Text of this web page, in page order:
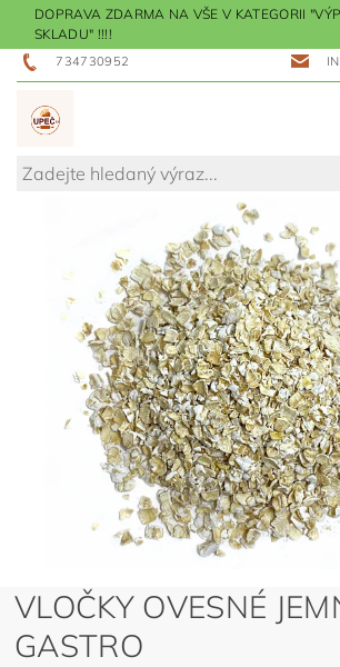
DOPRAVA ZDARMA NA VŠE V KATEGORII
SKLADU" !!!!
734730952
VLOČKY OVESNÉ
GASTRO